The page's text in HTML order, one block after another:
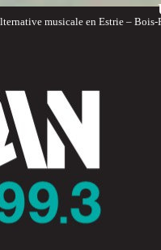
musicale en Estrie – Bois-